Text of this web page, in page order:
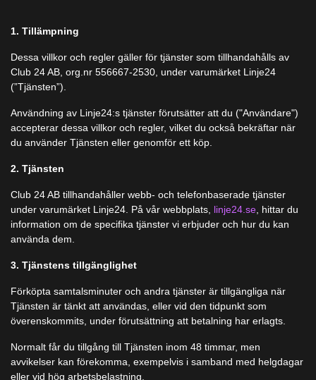
1. Tillämpning
Dessa villkor och regler gäller för tjänster som tillhandahålls av
Club 24 AB, org.nr 556667-2530, under varumärket Linje24
(”Tjänsten”).
Användning av Linje24:s tjänster förutsätter att du ("Användare")
accepterar dessa villkor och regler, vilket du också bekräftar när
du använder Tjänsten eller genomför ett köp.
2. Tjänsten
Club 24 AB tillhandahåller webb- och telefonbaserade tjänster
under varumärket Linje24. På vår webbplats, linje24.se , hittar du
information om de specifika tjänster vi erbjuder och hur du kan
använda dem.
3. Tjänstens tillgänglighet
Förköpta samtalsminuter och andra tjänster är tillgängliga när
Tjänsten är tänkt att användas, eller vid den tidpunkt som
överenskommits, under förutsättning att betalning har erlagts.
Normalt får du tillgång till Tjänsten inom 48 timmar, men
avvikelser kan förekomma, exempelvis i samband med helgdagar
eller vid hög arbetsbelastning.